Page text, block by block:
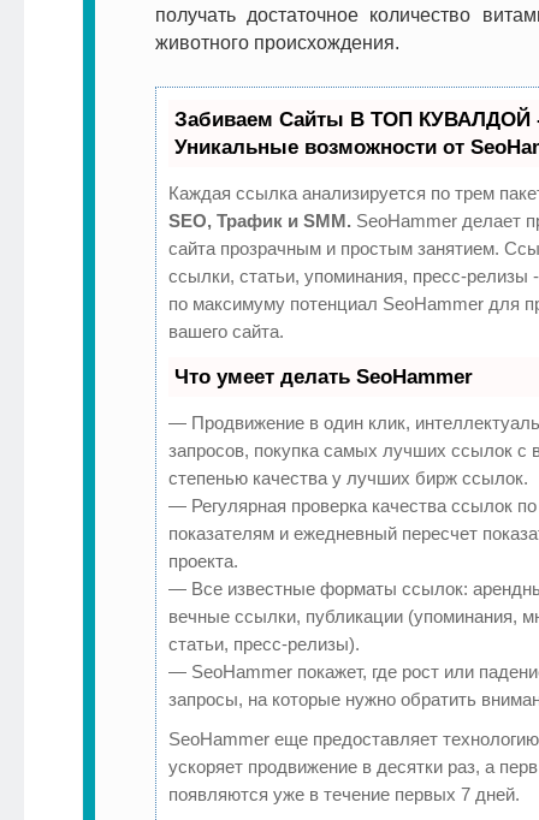
получать достаточное количество
животного происхождения.
Забиваем Сайты В ТОП КУВАЛДОЙ
Уникальные возможности от
Каждая ссылка анализируется по трем
SEO, Трафик и SMM. SeoHammer делает
сайта прозрачным и простым занятием.
ссылки, статьи, упоминания, пресс-релизы
по максимуму потенциал SeoHammer для
вашего сайта.
Что умеет делать SeoHammer
— Продвижение в один клик,
запросов, покупка самых лучших ссылок с
степенью качества у лучших бирж ссылок.
— Регулярная проверка качества ссылок
показателям и ежедневный пересчет
проекта.
— Все известные форматы ссылок:
вечные ссылки, публикации (упоминания,
статьи, пресс-релизы).
— SeoHammer покажет, где рост или
запросы, на которые нужно обратить
SeoHammer еще предоставляет
ускоряет продвижение в десятки раз, а
появляются уже в течение первых 7 дней.